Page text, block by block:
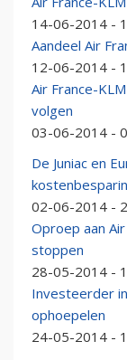
14-06-2014 -
Aandeel Air
12-06-2014 -
Air France-
volgen
03-06-2014 -
De Juniac en
02-06-2014 -
Oproep aan
stoppen
28-05-2014 -
Investeerder
ophoepelen
24-05-2014 -